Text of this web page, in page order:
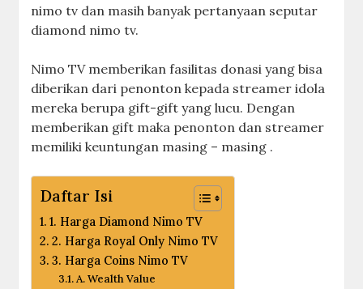
nimo tv dan masih banyak pertanyaan seputar
diamond nimo tv.
Nimo TV memberikan fasilitas donasi yang bisa
diberikan dari penonton kepada streamer idola
mereka berupa gift-gift yang lucu. Dengan
memberikan gift maka penonton dan streamer
memiliki keuntungan masing – masing .
Daftar Isi
1. Harga Diamond Nimo TV
2. Harga Royal Only Nimo TV
3. Harga Coins Nimo TV
A. Wealth Value